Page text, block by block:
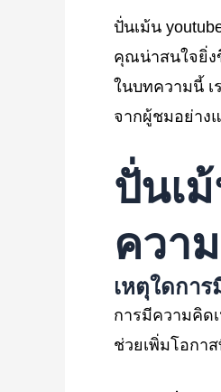
ปั่นเม้น
คุณน่าสนใจยิ่ง
ในบทความนี้ เ
จากผู้ชมอย่าง
ปั่นเ
ควา
เหตุใดกา
การมีความคิด
ช่วยเพิ่มโอกา